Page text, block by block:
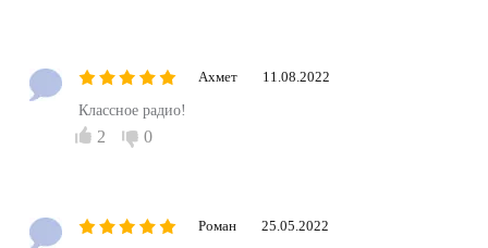
Ахмет 11.08.2022
Классное радио!
2 0
Роман 25.05.2022